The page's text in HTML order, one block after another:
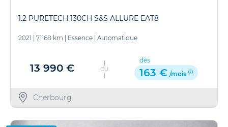
1.2 PURETECH 130CH S&S ALLURE EAT8
2021 71168 km Essence Automatique
13 990 € OU
dès
163 € /mois
Cherbourg